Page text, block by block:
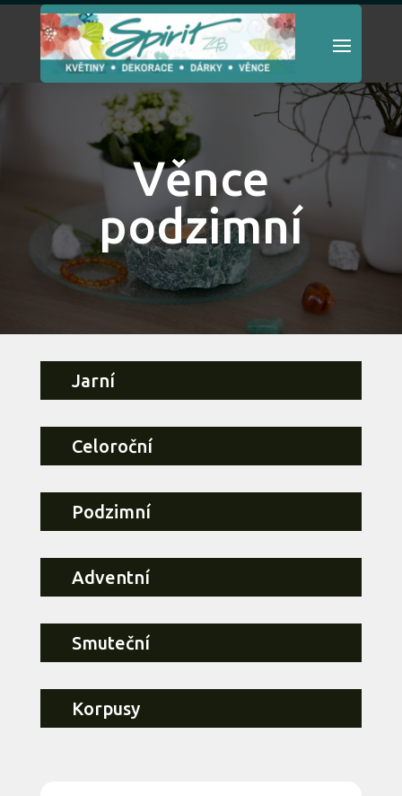
Věnce
podzimní
Jarní
Celoroční
Podzimní
Adventní
Smuteční
Korpusy